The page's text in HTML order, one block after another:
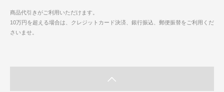
商品代引きがご利用いただけます。
10万円を超える場合は、クレジットカード決済、銀行振込、郵便振替をご利用くだ
さいませ。